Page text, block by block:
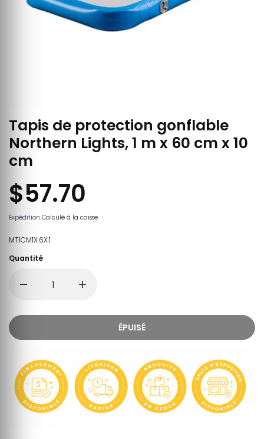
Tapis de protection gonflable
Northern Lights, 1 m x 60 cm x 10
cm
$57.70
Expédition Calculé à la caisse.
MTICM1X.6X.1
Quantité
ÉPUISÉ